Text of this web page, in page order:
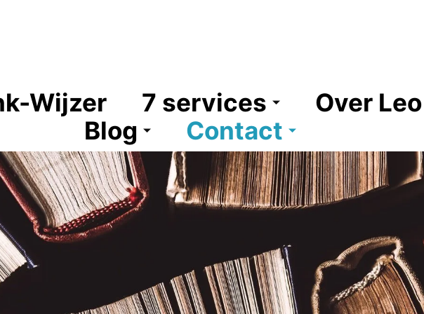
Wijzer 7 services
Over Leo
Blog
Contact